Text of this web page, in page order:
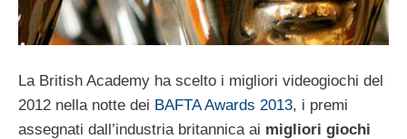
La British Academy ha scelto i migliori videogiochi del
2012 nella notte dei BAFTA Awards 2013, i premi
assegnati dall’industria britannica ai migliori giochi